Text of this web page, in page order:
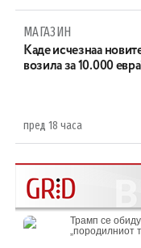
МАГАЗИН
Каде исчезнаа
возила за 10.000
пред 18 часа